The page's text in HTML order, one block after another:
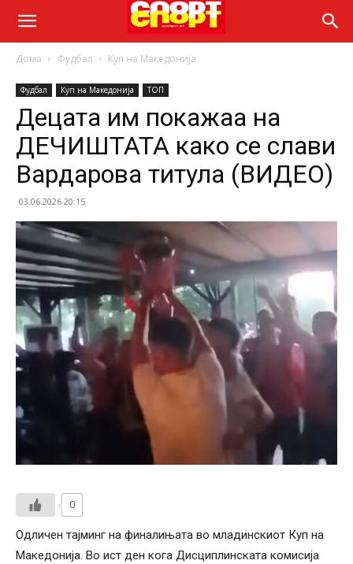
Дома Фудбал Куп на Македонија
Фудбал Куп на Македонија ТОП
Децата им покажаа на
ДЕЧИШТАТА како се слави
Вардарова титула (ВИДЕО)
03.06.2026 20:15
0
Одличен тајминг на финалињата во младинскиот Куп на
Македонија. Во ист ден кога Дисциплинската комисија